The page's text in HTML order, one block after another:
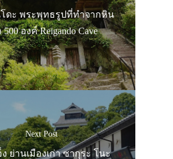
โดะ พระพุทธรูปที่ทำจากหิน
500 องค์ Reigando Cave
Next Post
ง ย่านเมืองเก่า ซากุระ โนะ